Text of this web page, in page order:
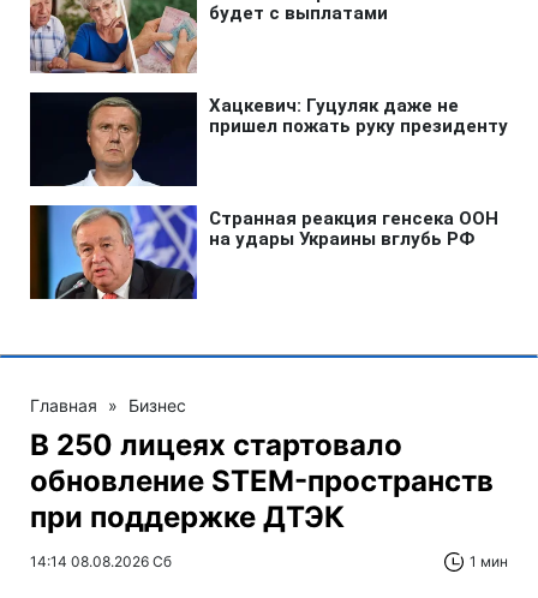
Главная » Бизнес
В 250 лицеях стартовало
обновление STEM-пространств
при поддержке ДТЭК‌
14:14 08.08.2026 Сб 1 мин